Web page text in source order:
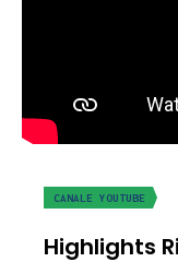
CANALE YOUTUBE
Highlights